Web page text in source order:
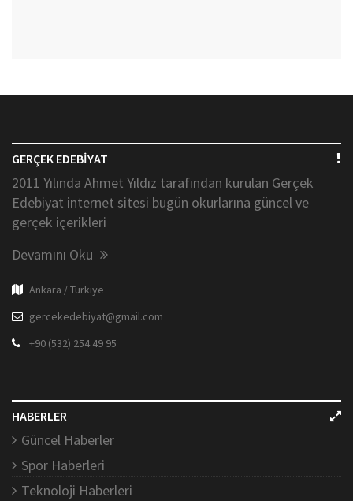
GERÇEK EDEBİYAT
2011 Yılında Ahmet Yıldız tarafından kurulan Gerçek
Edebiyat internet sitesi bugün okurlarına güncel ve
gerçek içerikleri
Devamını Oku
Ankara / Türkiye
gercekedebiyat@gmail.com
+90 (532) 254 49 95
HABERLER
Güncel Haberler
Spor Haberleri
Teknoloji Haberleri